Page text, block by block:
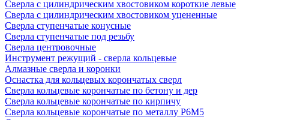
Сверла с цилиндрическим хвостовиком короткие левые
Сверла с цилиндрическим хвостовиком уцененные
Сверла ступенчатые конусные
Сверла ступенчатые под резьбу
Сверла центровочные
Инструмент режущий - сверла кольцевые
Алмазные сверла и коронки
Оснастка для кольцевых корончатых сверл
Сверла кольцевые корончатые по бетону и дер
Сверла кольцевые корончатые по кирпичу
Сверла кольцевые корончатые по металлу Р6М5